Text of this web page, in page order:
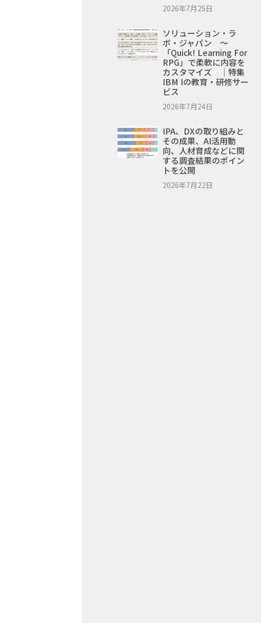
2026年7月25日
ソリューション・ラ
ボ・ジャパン ～
「Quick! Learning For
RPG」で柔軟に内容を
カスタマイズ ｜特集
IBM Iの教育・研修サー
ビス
2026年7月24日
IPA、DXの取り組みと
その成果、AI活用動
向、人材育成などに関
する調査結果のポイン
トを公開
2026年7月22日